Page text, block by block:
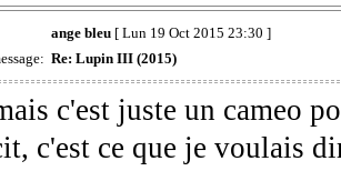
ange bleu[ Lun 19 Oct 2015 23:30 ]
Re: Lupin III (2015)
c'est juste un cameo
c'est ce que je voulais